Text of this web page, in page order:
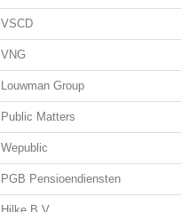
VSCD
VNG
Louwman Group
Public Matters
Wepublic
PGB Pensioendiensten